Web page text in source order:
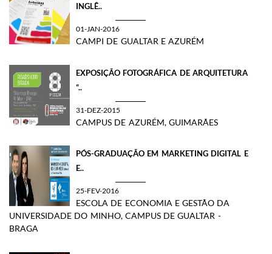
INGLÊ..
01-JAN-2016
CAMPI DE GUALTAR E AZURÉM
EXPOSIÇÃO FOTOGRÁFICA DE ARQUITETURA
“..
31-DEZ-2015
CAMPUS DE AZURÉM, GUIMARÃES
PÓS-GRADUAÇÃO EM MARKETING DIGITAL E
E..
25-FEV-2016
ESCOLA DE ECONOMIA E GESTÃO DA
UNIVERSIDADE DO MINHO, CAMPUS DE GUALTAR -
BRAGA